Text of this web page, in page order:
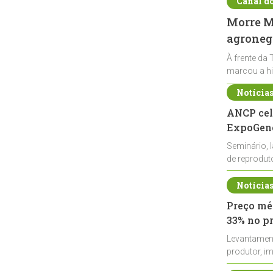
Morre
À frente da
marcou a
ANCP
Seminário,
de
durante a
Preço
33% no
produtor,
de leite cru